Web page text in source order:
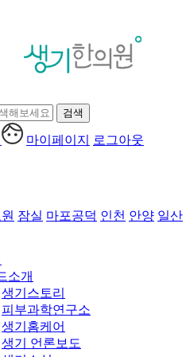
마이페이지 로그아웃
잠실 마포공덕 인천 안양 일산
소개
생기스토리
피부과학연구소
생기홈케어
생기 언론보도